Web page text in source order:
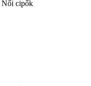
Női cipők